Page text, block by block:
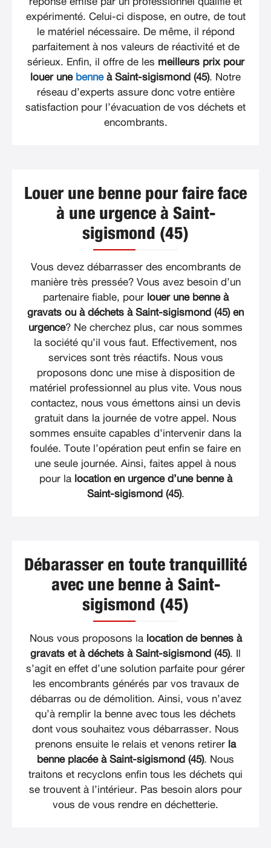
expérimenté. Celui-ci dispose, en outre, de tout
le matériel nécessaire. De même, il répond
parfaitement à nos valeurs de réactivité et de
sérieux. Enfin, il offre de les meilleurs prix pour
louer une benneà Saint-sigismond (45). Notre
réseau d’experts assure donc votre entière
satisfaction pour l’évacuation de vos déchets et
encombrants.
Louer une benne pour faire face
à une urgence à Saint-
sigismond (45)
Vous devez débarrasser des encombrants de
manière très pressée? Vous avez besoin d’un
partenaire fiable, pour louer une benne à
gravats ou à déchets à Saint-sigismond (45) en
urgence? Ne cherchez plus, car nous sommes
la société qu’il vous faut. Effectivement, nos
services sont très réactifs. Nous vous
proposons donc une mise à disposition de
matériel professionnel au plus vite. Vous nous
contactez, nous vous émettons ainsi un devis
gratuit dans la journée de votre appel. Nous
sommes ensuite capables d’intervenir dans la
foulée. Toute l’opération peut enfin se faire en
une seule journée. Ainsi, faites appel à nous
pour la location en urgence d’une benne à
Saint-sigismond (45).
Débarasser en toute tranquillité
avec une benne à Saint-
sigismond (45)
Nous vous proposons la location de bennes à
gravats et à déchets à Saint-sigismond (45). Il
s’agit en effet d’une solution parfaite pour gérer
les encombrants générés par vos travaux de
débarras ou de démolition. Ainsi, vous n’avez
qu’à remplir la benne avec tous les déchets
dont vous souhaitez vous débarrasser. Nous
prenons ensuite le relais et venons retirer la
benne placée à Saint-sigismond (45). Nous
traitons et recyclons enfin tous les déchets qui
se trouvent à l’intérieur. Pas besoin alors pour
vous de vous rendre en déchetterie.